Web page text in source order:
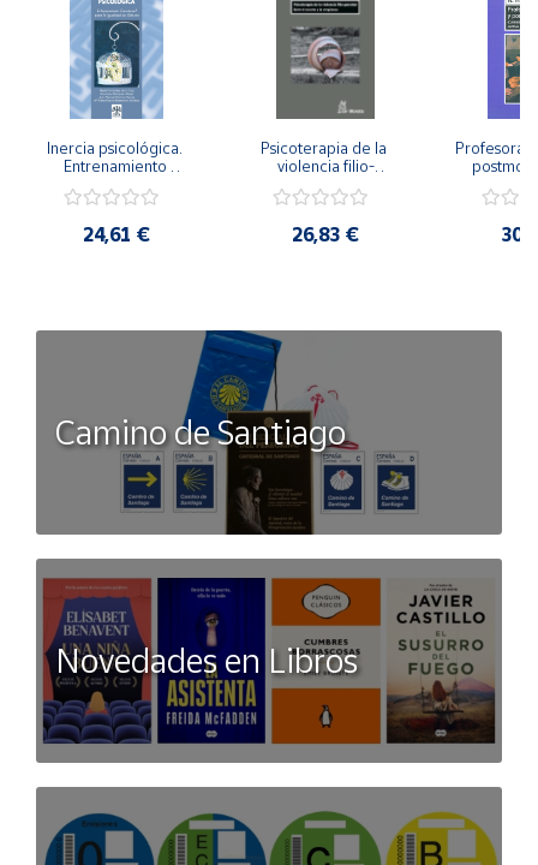
Inercia psicológica.
Entrenamiento
Igualdad de Género.
24,61 €
Psicoterapia de la
violencia filio-
secreto y la
26,83 €
Camino de Santiago
Novedades en Libros